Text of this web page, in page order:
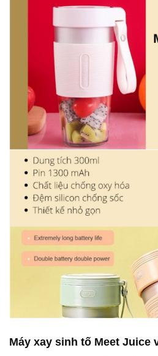
Máy xay sinh tố Meet Juice